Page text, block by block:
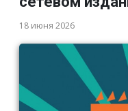
18 июня 2026